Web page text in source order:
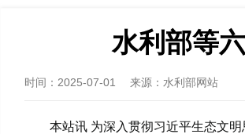
水利部等
时间： 2025-07-01 来源： 水利部网站
本站讯 为深入贯彻习近平生态文